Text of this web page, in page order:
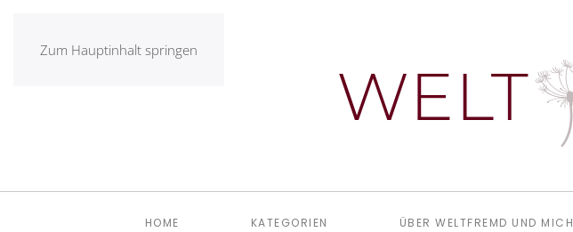
Zum Hauptinhalt springen
HOME KATEGORIEN ÜBER WELTFREMD UND MICH